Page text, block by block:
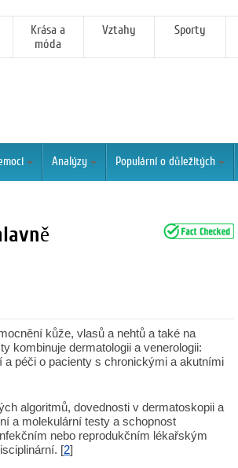
Krása a
móda
Vztahy Sporty
Analýzy Populární o důležitých
kůže, vlasů a nehtů a také na
kombinuje dermatologii a venerologii:
péči o pacienty s chronickými a akutními
algoritmů, dovednosti v dermatoskopii a
a molekulární testy a schopnost
nebo reprodukčním lékařským
[2]